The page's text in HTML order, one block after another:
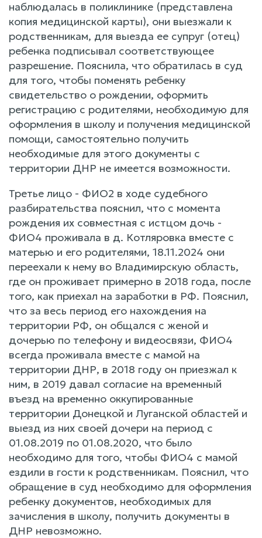
наблюдалась в поликлинике (представлена
копия медицинской карты), они выезжали к
родственникам, для выезда ее супруг (отец)
ребенка подписывал соответствующее
разрешение. Пояснила, что обратилась в суд
для того, чтобы поменять ребенку
свидетельство о рождении, оформить
регистрацию с родителями, необходимую для
оформления в школу и получения медицинской
помощи, самостоятельно получить
необходимые для этого документы с
территории ДНР не имеется возможности.
Третье лицо - ФИО2 в ходе судебного
разбирательства пояснил, что с момента
рождения их совместная с истцом дочь -
ФИО4 проживала в д. Котляровка вместе с
матерью и его родителями, 18.11.2024 они
переехали к нему во Владимирскую область,
где он проживает примерно в 2018 года, после
того, как приехал на заработки в РФ. Пояснил,
что за весь период его нахождения на
территории РФ, он общался с женой и
дочерью по телефону и видеосвязи, ФИО4
всегда проживала вместе с мамой на
территории ДНР, в 2018 году он приезжал к
ним, в 2019 давал согласие на временный
въезд на временно оккупированные
территории Донецкой и Луганской областей и
выезд из них своей дочери на период с
01.08.2019 по 01.08.2020, что было
необходимо для того, чтобы ФИО4 с мамой
ездили в гости к родственникам. Пояснил, что
обращение в суд необходимо для оформления
ребенку документов, необходимых для
зачисления в школу, получить документы в
ДНР невозможно.